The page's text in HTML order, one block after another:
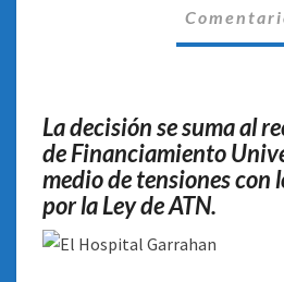
EN
La decisión se suma al
de Financiamiento
medio de tensiones con
por la Ley de ATN.